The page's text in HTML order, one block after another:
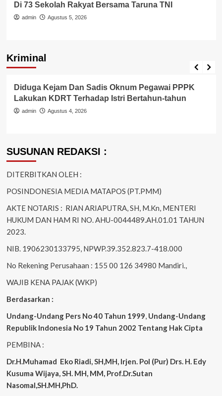
Di 73 Sekolah Rakyat Bersama Taruna TNI
admin Agustus 5, 2026
Kriminal
Berita Polisi
Diduga Kejam Dan Sadis Oknum Pegawai PPPK
Lakukan KDRT Terhadap Istri Bertahun-tahun
admin Agustus 4, 2026
SUSUNAN REDAKSI :
DITERBITKAN OLEH :
POSINDONESIA MEDIA MATAPOS (PT.PMM)
AKTE NOTARIS : RIAN ARIAPUTRA, SH, M.Kn, MENTERI
HUKUM DAN HAM RI NO. AHU-0044489.AH.01.01 TAHUN
2023.
NIB. 1906230133795, NPWP.39.352.823.7-418.000
No Rekening Perusahaan : 155 00 126 34980 Mandiri.,
WAJIB KENA PAJAK (WKP)
Berdasarkan :
Undang-Undang Pers No 40 Tahun 1999, Undang-Undang
Republik Indonesia No 19 Tahun 2002 Tentang Hak Cipta
PEMBINA :
Dr.H.Muhamad Eko Riadi, SH,MH, Irjen. Pol (Pur) Drs. H. Edy
Kusuma Wijaya, SH. MH, MM, Prof.Dr.Sutan
Nasomal,SH.MH,PhD.